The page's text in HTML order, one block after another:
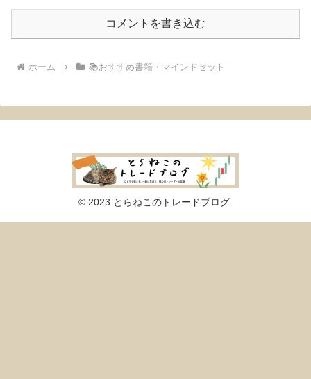
コメントを書き込む
ホーム 📚おすすめ書籍・マインドセット
© 2023 とらねこのトレードブログ.